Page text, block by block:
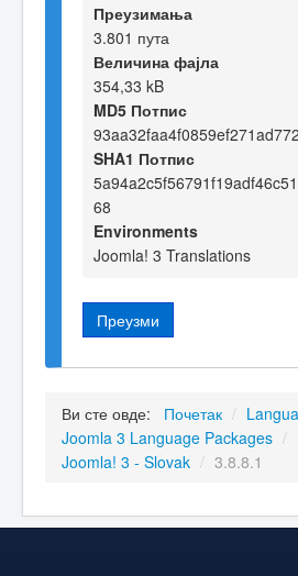
Преузимања
3.801 пута
Величина фајла
354,33 kB
MD5 Потпис
SHA1 Потпис
68
Environments
Joomla! 3 Translations
Преузми
Ви сте овде: Почетак /
Joomla 3 Language Packages /
Joomla! 3 - Slovak / 3.8.8.1